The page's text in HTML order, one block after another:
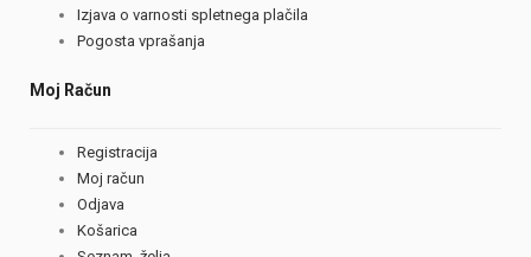
Izjava o varnosti spletnega plačila
Pogosta vprašanja
Moj Račun
Registracija
Moj račun
Odjava
Košarica